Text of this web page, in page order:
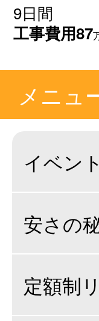
9日間
工事費用87
メニュ
イベン
安さの
定額制